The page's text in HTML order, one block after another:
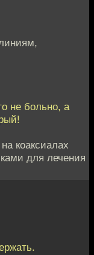
не больно, а
коаксиалах
для лечения